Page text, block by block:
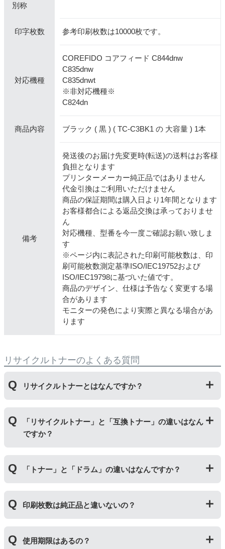
別称
印字枚数 参考印刷枚数は10000枚です。
対応機種
COREFIDO コアフィード C844dnw
C835dnw
C835dnwt
※非対応機種※
C824dn
商品内容 ブラック ( 黒 ) ( TC-C3BK1 の 大容量 ) 1本
備考
発送後のお届け先変更時(転送)の送料はお客様
負担となります
プリンターメーカー純正品ではありません
代金引換はご利用いただけません
商品の保証期間は購入日より1年間となります
お客様都合による返品交換は承っておりませ
ん
対応機種、型番を今一度ご確認お願い致しま
す
※ページ内に表記された印刷可能枚数は、印
刷可能枚数測定基準ISO/IEC19752および
ISO/IEC19798に基づいた値です。
商品のデザイン、仕様は予告なく変更する場
合があります
モニターの発色により実際と異なる場合があ
ります
リサイクルトナーのよくある質問
リサイクルトナーとはなんですか？
にて洗浄やトナー(粉)充填をしたうえで、再度販売して
いる商品です。
純正品に比べて、印刷代を節約することができます。
「リサイクルトナー」と「互換トナー」の違いはなん
ですか？
ッジを国内で1本づつ丁寧に製造しているため、比較的
不具合の起きにくい商品です。
「互換トナー」は純正品を模して製造された大量生産さ
れた商品のため、お求めやすい価格になっております。
「トナー」と「ドラム」の違いはなんですか？
ートリッジのことです。「ドラム(感光体ユニット)」は
トナーを用紙に写すためのもので、トナーカートリッジ
の器にあたる部分になります。
トナーとドラムはそれぞれ印字できる枚数が異なってい
印刷枚数は純正品と違いないの？
一部型番は、純正品より多く印刷が可能なエコッテオリ
使用期限はあるの？